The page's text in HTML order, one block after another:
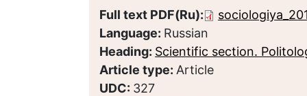
Full text PDF(Ru):
Language: Russian
Heading: Scientific section.
Article type: Article
UDC: 327